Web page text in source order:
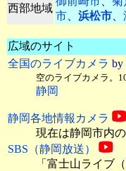
西部地域
市、 浜松市、
広域のサイト
全国のライブカメラ by
空のライブカメラ。
静岡
静岡各地情報カメラ
現在は静岡市内
SBS（静岡放送）
「富士山ライブ